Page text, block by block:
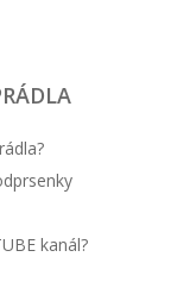
kanál?